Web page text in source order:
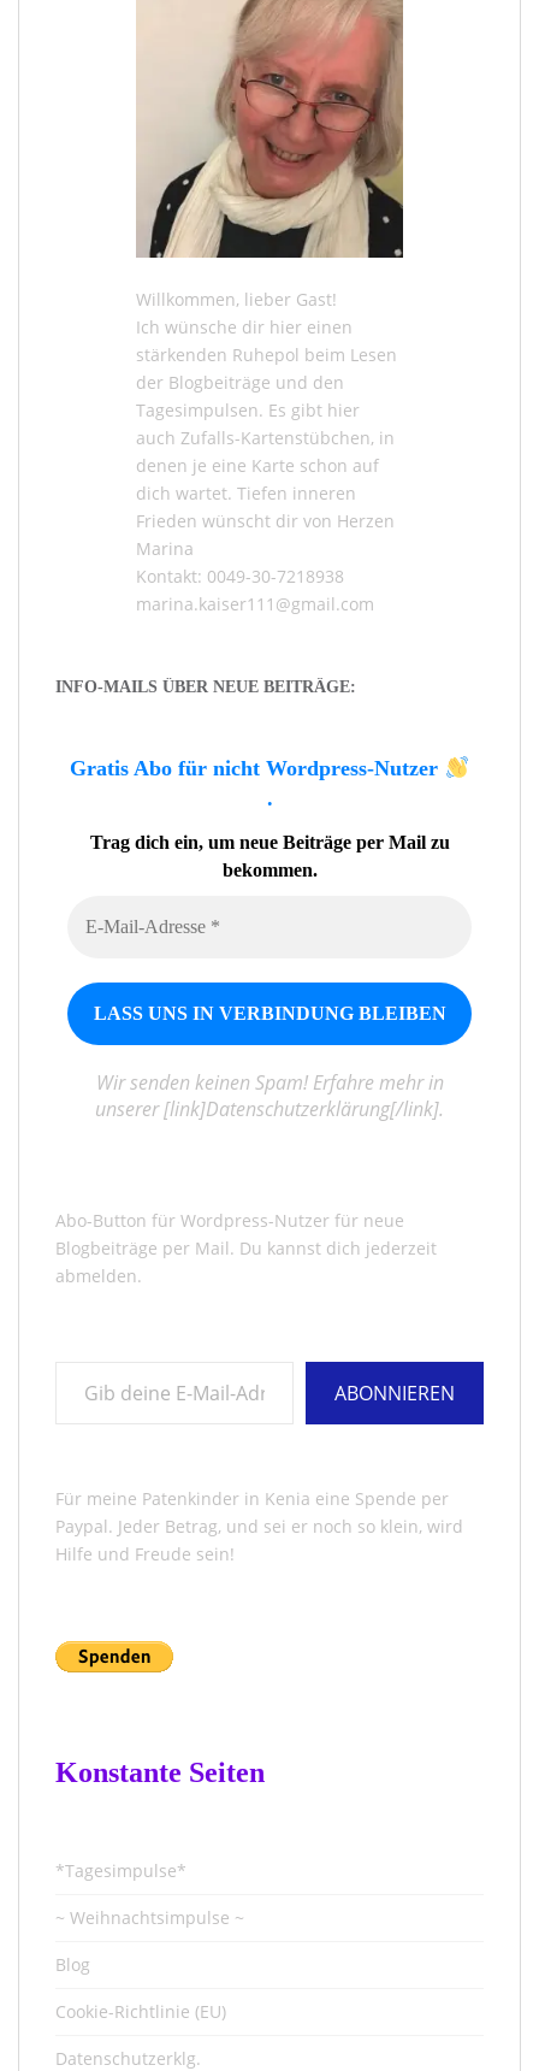
Willkommen, lieber Gast!
Ich wünsche dir hier einen
stärkenden Ruhepol beim Lesen
der Blogbeiträge und den
Tagesimpulsen. Es gibt hier
auch Zufalls-Kartenstübchen, in
denen je eine Karte schon auf
dich wartet. Tiefen inneren
Frieden wünscht dir von Herzen
Marina
Kontakt: 0049-30-7218938
marina.kaiser111@gmail.com
INFO-MAILS ÜBER NEUE BEITRÄGE:
Gratis Abo für nicht Wordpress-Nutzer
.
Trag dich ein, um neue Beiträge per Mail zu
bekommen.
Wir senden keinen Spam! Erfahre mehr in
unserer [link]Datenschutzerklärung[/link].
Abo-Button für Wordpress-Nutzer für neue
Blogbeiträge per Mail. Du kannst dich jederzeit
abmelden.
ABONNIEREN
Für meine Patenkinder in Kenia eine Spende per
Paypal. Jeder Betrag, und sei er noch so klein, wird
Hilfe und Freude sein!
Konstante Seiten
*Tagesimpulse*
~ Weihnachtsimpulse ~
Blog
Cookie-Richtlinie (EU)
Datenschutzerklg.